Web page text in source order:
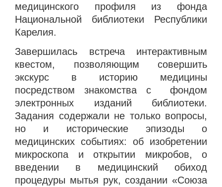
медицинского профиля из фонда
Национальной библиотеки Республики
Карелия.
Завершилась встреча интерактивным
квестом, позволяющим совершить
экскурс в историю медицины
посредством знакомства с фондом
электронных изданий библиотеки.
Задания содержали не только вопросы,
но и исторические эпизоды о
медицинских событиях: об изобретении
микроскопа и открытии микробов, о
введении в медицинский обиход
процедуры мытья рук, создании «Союза